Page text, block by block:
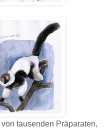
tausenden Präparaten,